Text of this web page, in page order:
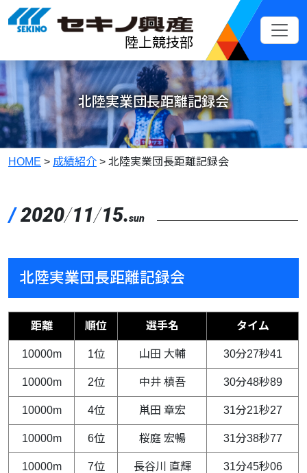
メインコンテンツへスキップ
陸上競技部
北陸実業団長距離記録会
HOME > 成績紹介 > 北陸実業団長距離記録会
/2020/11/15.sun
北陸実業団長距離記録会
距離 順位 選手名 タイム
10000m 1位 山田 大輔 30分27秒41
10000m 2位 中井 槙吾 30分48秒89
10000m 4位 鼡田 章宏 31分21秒27
10000m 6位 桜庭 宏暢 31分38秒77
10000m 7位 長谷川 直輝 31分45秒06